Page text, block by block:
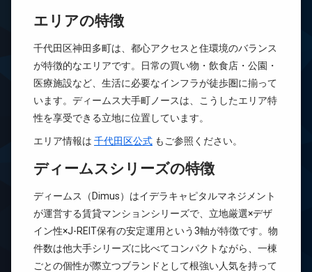
エリアの特徴
千代田区神田多町は、都心アクセスと住環境のバランス
が特徴的なエリアです。日常の買い物・飲食店・公園・
医療施設など、生活に必要なインフラが徒歩圏に揃って
います。ディームス大手町ノースは、こうしたエリア特
性を享受できる立地に位置しています。
エリア情報は 千代田区公式 もご参照ください。
ディームスシリーズの特徴
ディームス（Dimus）はイデラキャピタルマネジメント
が運営する賃貸マンションシリーズで、立地厳選×デザ
イン性×J-REIT保有の安定運用という3軸が特徴です。物
件数は他大手シリーズに比べてコンパクトながら、一棟
ごとの個性が際立つブランドとして根強い人気を持って